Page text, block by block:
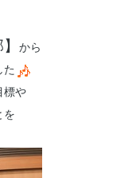
から
た
標や
を